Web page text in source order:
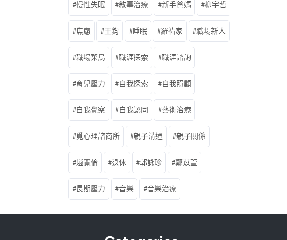
慢性失眠 敘事治療 新手爸媽 柳宇哲
焦慮 王鈞 睡眠 羅祐家 職場新人
職場菜鳥 職涯探索 職涯諮詢
育兒壓力 自我探索 自我照顧
自我覺察 自我認同 藝術治療
覓心理諮商所 親子溝通 親子關係
趙寬倫 退休 郭詠珍 鄭苡萱
長期壓力 音樂 音樂治療